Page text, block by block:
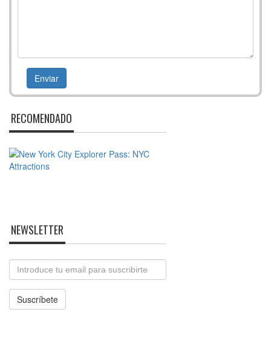
RECOMENDADO
NEWSLETTER
Email
Suscríbete